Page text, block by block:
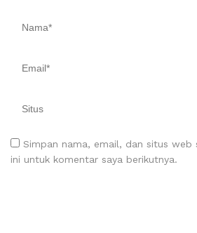
Simpan nama, email, dan situs web
ini untuk komentar saya berikutnya.